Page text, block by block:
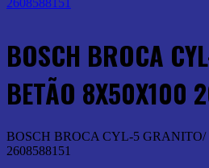
BOSCH BROCA
BETÃO 8X50X100
BOSCH BROCA CYL-5
2608588151